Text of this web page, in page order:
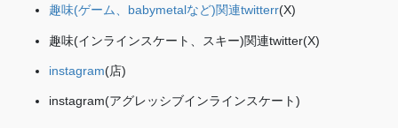
趣味(ゲーム、babymetalなど)関連twitterr(X)
趣味(インラインスケート、スキー)関連twitter(X)
instagram(店)
instagram(アグレッシブインラインスケート)